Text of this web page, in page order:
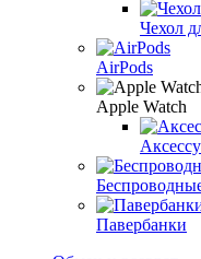
Чехол
AirPods
Apple Watch
Павербанки